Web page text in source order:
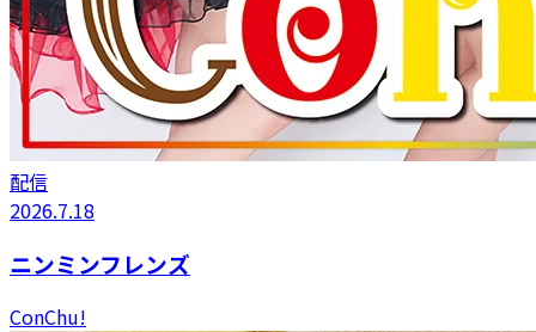
配信
2026.7.18
ニンミンフレンズ
ConChu!